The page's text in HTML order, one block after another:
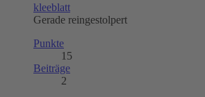
kleeblatt
Gerade reingestolpert
Punkte
15
Beiträge
2